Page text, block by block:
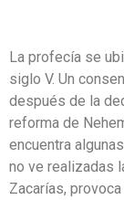
La profecía se
siglo V. Un
después de la
reforma de
encuentra
no ve realizadas
Zacarías,